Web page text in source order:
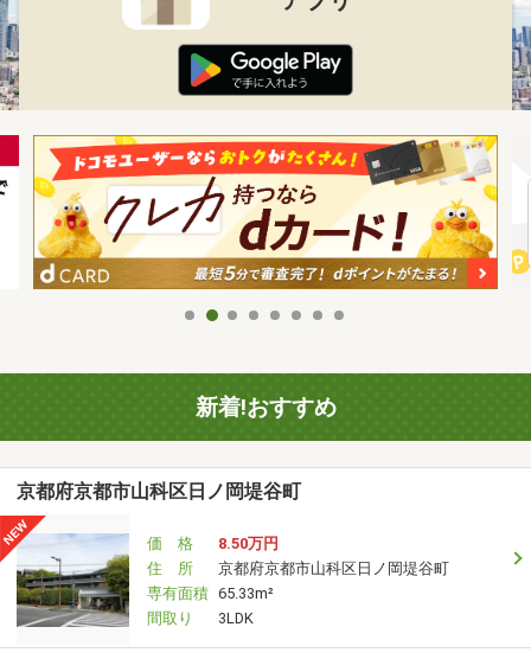
新着!おすすめ
京都府京都市山科区日ノ岡堤谷町
価 格
8.50万円
住 所
京都府京都市山科区日ノ岡堤谷町
専有面積 65.33m²
間取り
3LDK